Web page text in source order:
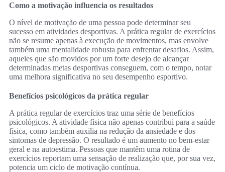
Como a motivação influencia os resultados
O nível de motivação de uma pessoa pode determinar seu
sucesso em atividades desportivas. A prática regular de exercícios
não se resume apenas à execução de movimentos, mas envolve
também uma mentalidade robusta para enfrentar desafios. Assim,
aqueles que são movidos por um forte desejo de alcançar
determinadas metas desportivas conseguem, com o tempo, notar
uma melhora significativa no seu desempenho esportivo.
Benefícios psicológicos da prática regular
A prática regular de exercícios traz uma série de benefícios
psicológicos. A atividade física não apenas contribui para a saúde
física, como também auxilia na redução da ansiedade e dos
sintomas de depressão. O resultado é um aumento no bem-estar
geral e na autoestima. Pessoas que mantêm uma rotina de
exercícios reportam uma sensação de realização que, por sua vez,
potencia um ciclo de motivação contínua.